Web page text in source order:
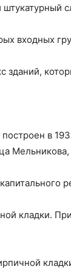
входных
зданий,
в
кладки.